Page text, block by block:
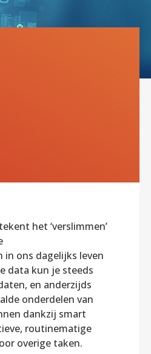
het ‘verslimmen’
ons dagelijks leven
data kun je steeds
en anderzijds
onderdelen van
dankzij smart
routinematige
overige taken.